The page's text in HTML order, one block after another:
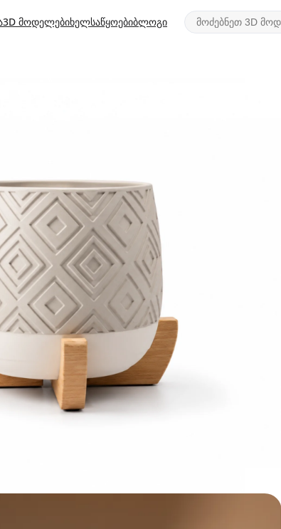
3D მოდელებიხელსაწყოებიბლოგი
ძიება